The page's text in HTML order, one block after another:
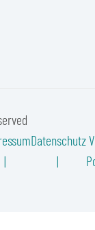
Datenschutz